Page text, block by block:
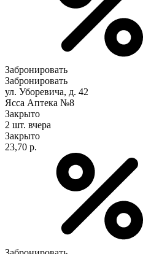
Забронировать
Забронировать
ул. Уборевича, д. 42
Ясса Аптека №8
Закрыто
2 шт. вчера
Закрыто
23,70 р.